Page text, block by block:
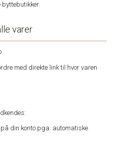
varer
med direkte link til hvor varen
din konto pga. automatiske